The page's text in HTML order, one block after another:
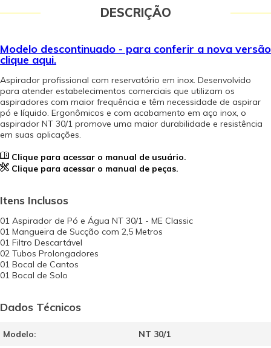
DESCRIÇÃO
Modelo descontinuado - para conferir a nova versão
clique aqui.
Aspirador profissional com reservatório em inox. Desenvolvido
para atender estabelecimentos comerciais que utilizam os
aspiradores com maior frequência e têm necessidade de aspirar
pó e líquido. Ergonômicos e com acabamento em aço inox, o
aspirador NT 30/1 promove uma maior durabilidade e resistência
em suas aplicações.
Clique para acessar o manual de usuário.
Clique para acessar o manual de peças.
Itens Inclusos
01 Aspirador de Pó e Água NT 30/1 - ME Classic
01 Mangueira de Sucção com 2,5 Metros
01 Filtro Descartável
02 Tubos Prolongadores
01 Bocal de Cantos
01 Bocal de Solo
Dados Técnicos
Modelo: NT 30/1